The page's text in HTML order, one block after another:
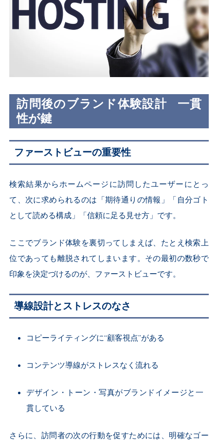
訪問後のブランド体験設計
一貫
性が鍵
ファーストビューの重要性
検索結果からホームページに訪問したユーザーにとっ
て、次に求められるのは「期待通りの情報」「自分ゴト
として読める構成」「信頼に足る見せ方」です。
ここでブランド体験を裏切ってしまえば、たとえ検索上
位であっても離脱されてしまいます。その最初の数秒で
印象を決定づけるのが、ファーストビューです。
導線設計とストレスのなさ
コピーライティングに“顧客視点”がある
コンテンツ導線がストレスなく流れる
デザイン・トーン・写真がブランドイメージと一
貫している
さらに、訪問者の次の行動を促すためには、明確なゴー